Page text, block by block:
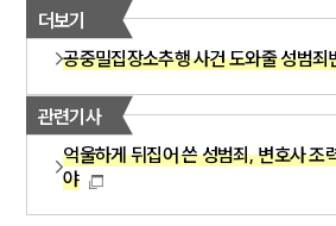
더보기
공중밀집장소추행 사건 도와줄 성범죄
관련기사
억울하게 뒤집어 쓴 성범죄, 변호사 조
야